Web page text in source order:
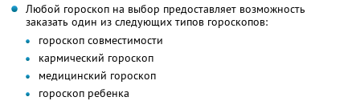
Любой гороскоп на выбор предоставляет возможность
заказать один из следующих типов гороскопов:
гороскоп совместимости
кармический гороскоп
медицинский гороскоп
гороскоп ребенка